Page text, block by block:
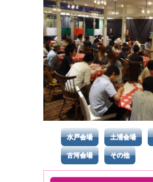
水戸会場 土浦会場
古河会場 その他